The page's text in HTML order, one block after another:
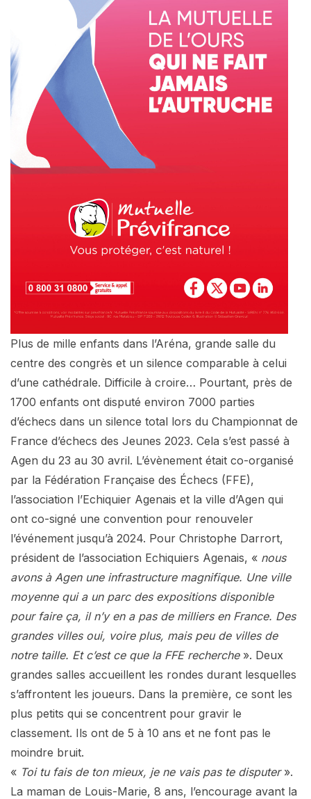
Plus de mille enfants dans l’Aréna, grande salle du
centre des congrès et un silence comparable à celui
d’une cathédrale. Difficile à croire… Pourtant, près de
1700 enfants ont disputé environ 7000 parties
d’échecs dans un silence total lors du Championnat de
France d’échecs des Jeunes 2023. Cela s’est passé à
Agen du 23 au 30 avril. L’évènement était co-organisé
par la Fédération Française des Échecs (FFE),
l’association l’Echiquier Agenais et la ville d’Agen qui
ont co-signé une convention pour renouveler
l’événement jusqu’à 2024. Pour Christophe Darrort,
président de l’association Echiquiers Agenais, « nous
avons à Agen une infrastructure magnifique. Une ville
moyenne qui a un parc des expositions disponible
pour faire ça, il n’y en a pas de milliers en France. Des
grandes villes oui, voire plus, mais peu de villes de
notre taille. Et c’est ce que la FFE recherche ». Deux
grandes salles accueillent les rondes durant lesquelles
s’affrontent les joueurs. Dans la première, ce sont les
plus petits qui se concentrent pour gravir le
classement. Ils ont de 5 à 10 ans et ne font pas le
moindre bruit.
« Toi tu fais de ton mieux, je ne vais pas te disputer».
La maman de Louis-Marie, 8 ans, l’encourage avant la